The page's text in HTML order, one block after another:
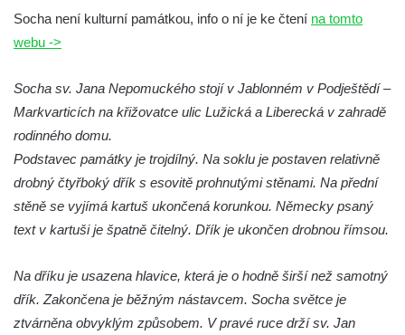
Socha Plejtvák obrovský v ZOO Hluboká
Socha Medvěd jeskynní v ZOO Hluboká
Socha Mamut srstnatý v ZOO Hluboká
Socha Orel v ZOO Hluboká
Socha Vydry si hrají v ZOO Hluboká
Socha Přátelství v ZOO Hluboká
Socha Matka příroda v ZOO Hluboká
Socha Lišky v ZOO Hluboká
Socha Kudlanka v ZOO Hluboká
Socha Vlčice s mládětem v ZOO Hluboká
Socha Rys číhající na srnu v ZOO Hluboká
Socha není kulturní památkou, info o ní je ke čtení na tomto
webu ->
Socha sv. Jana Nepomuckého stojí v Jablonném v Podještědí –
Markvarticích na křižovatce ulic Lužická a Liberecká v zahradě
rodinného domu.
Podstavec památky je trojdílný. Na soklu je postaven relativně
drobný čtyřboký dřík s esovitě prohnutými stěnami. Na přední
stěně se vyjímá kartuš ukončená korunkou. Německy psaný
text v kartuši je špatně čitelný. Dřík je ukončen drobnou římsou.
Na dříku je usazena hlavice, která je o hodně širší než samotný
dřík. Zakončena je běžným nástavcem. Socha světce je
ztvárněna obvyklým způsobem. V pravé ruce drží sv. Jan